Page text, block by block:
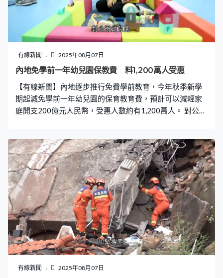
嚴禁低價傾銷。 廣東省周一起上調快遞收費標準，各間快
遞公司不得以每件1.4元以下低於成本的價格攬收，否則將
遭到重罰，申通、圓通、韻達等快遞企業已落實加價。在
廣東省加價前，浙江義烏市已率先上調價格，由於廣東與
浙江佔內地快遞產能近半，分析預期兩地加價，可望推動
全國快遞價格調整。
有線新聞 2025年08月07日
內地免學前一年幼兒園保教費 料1,200萬人受惠
【有線新聞】內地逐步推行免費學前教育，今年秋季新學
期起減免學前一年幼兒園的保育教育費，預計可以減輕家
庭開支200億元人民幣，受惠人數約有1,200萬人。 對公辦
水平，家長只需補交差額。對於因減免保教費導致幼兒園
收入減少，財政部門會根據在園兒童人數提供補助，由中
央和地方共同承擔，教育部將加強推動政策落實，趕及秋
季開學時實施。 教育部財務司司長劉玉光：「強化部署落
實，督促各地出台具體實施方案後，盡快部署實施，倒排
工期推進政策落地。多渠道加強政策宣傳解讀，指導各地
對幼兒園園長及資助工作人員開展業務培訓，提升政策執
行能力和管理服務水平。各地將在8月底前完成相關準備工
作，讓大班兒童在今年秋季學期開學時能享受到政策红
利。」
有線新聞 2025年08月07日